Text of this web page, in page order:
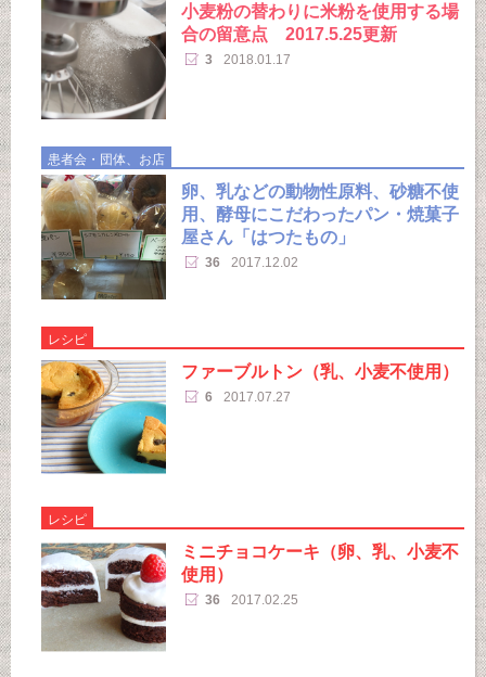
小麦粉の替わりに米粉を使用する場
合の留意点 2017.5.25更新
3 2018.01.17
患者会・団体、お店
卵、乳などの動物性原料、砂糖不使
用、酵母にこだわったパン・焼菓子
屋さん「はつたもの」
36 2017.12.02
レシピ
ファーブルトン（乳、小麦不使用）
6 2017.07.27
レシピ
ミニチョコケーキ（卵、乳、小麦不
使用）
36 2017.02.25